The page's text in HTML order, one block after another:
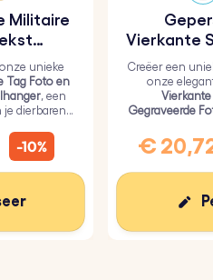
Militaire
unieke
Tag Foto en
, een
dierbaren
-10%
Vierkante
Creëer een
onze
Gegraveerde
tekst op
€